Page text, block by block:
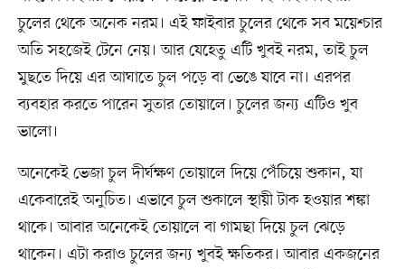
চুলের থেকে অনেক নরম। এই ফাইবার চুলের থেকে সব ময়েশ্চার
অতি সহজেই টেনে নেয়। আর যেহেতু এটি খুবই নরম, তাই চুল
মুছতে দিয়ে এর আঘাতে চুল পড়ে বা ভেঙে যাবে না। এরপর
ব্যবহার করতে পারেন সুতার তোয়ালে। চুলের জন্য এটিও খুব
ভালো।
অনেকেই ভেজা চুল দীর্ঘক্ষণ তোয়ালে দিয়ে পেঁচিয়ে শুকান, যা
একেবারেই অনুচিত। এভাবে চুল শুকালে স্থায়ী টাক হওয়ার শঙ্কা
থাকে। আবার অনেকেই তোয়ালে বা গামছা দিয়ে চুল ঝেড়ে
থাকেন। এটা করাও চুলের জন্য খুবই ক্ষতিকর। আবার একজনের